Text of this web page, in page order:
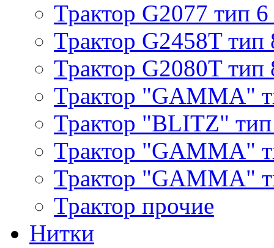
Трактор G2077 тип 6
Трактор G2458T тип
Трактор G2080T тип
Трактор "GAMMA"
Трактор "BLITZ"
Трактор "GAMMA"
Трактор "GAMMA"
Трактор прочие
Нитки